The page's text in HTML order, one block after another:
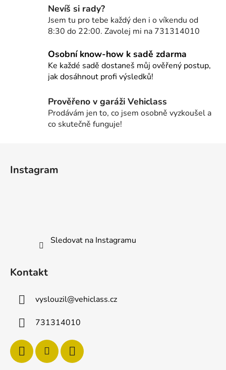
á
d
a
í
p
r
k
y
v
Nevíš si rady?
Jsem tu pro tebe každý den i o víkendu od
8:30 do 22:00. Zavolej mi na 731314010
Osobní know-how k sadě zdarma
Ke každé sadě dostaneš můj ověřený postup,
jak dosáhnout profi výsledků!
Prověřeno v garáži Vehiclass
Prodávám jen to, co jsem osobně vyzkoušel a
co skutečně funguje!
Instagram
Sledovat na Instagramu
Kontakt
vyslouzil@vehiclass.cz
731314010